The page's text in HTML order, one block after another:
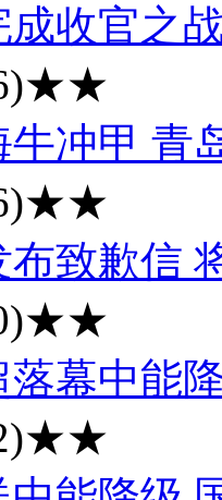
成收官之
★★
牛冲甲 青
★★
布致歉信
★★
幕中能
★★